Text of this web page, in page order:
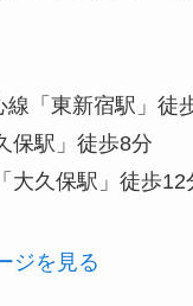
「東新宿駅」徒
保駅」徒歩8分
大久保駅」徒歩12
ジを見る